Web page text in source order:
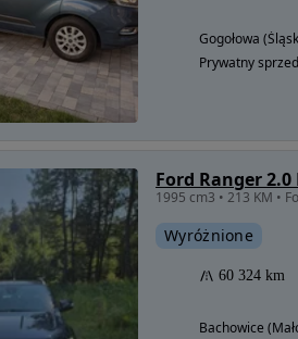
Gogołowa
Prywatny
Ford Ranger
Wyróżnione
60 324 km
Bachowice